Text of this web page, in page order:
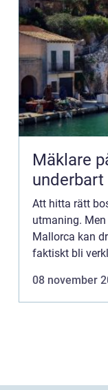
Mäklare
Att hitta rätt
utmaning.
Mallorca kan
faktiskt bli
08 november